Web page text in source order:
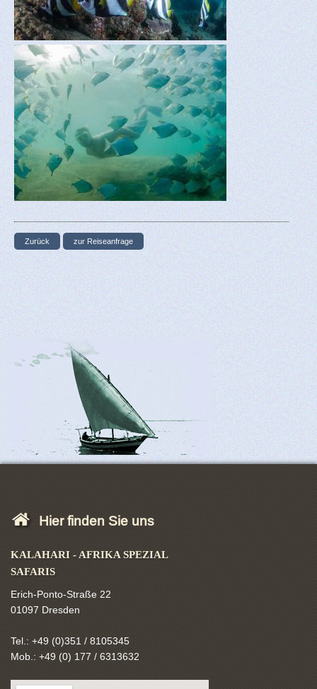
Zurück zur Reiseanfrage
Hier finden Sie uns
KALAHARI - AFRIKA SPEZIAL
SAFARIS
Erich-Ponto-Straße 22
01097 Dresden
Tel.: +49 (0)351 / 8105345
Mob.: +49 (0) 177 / 6313632